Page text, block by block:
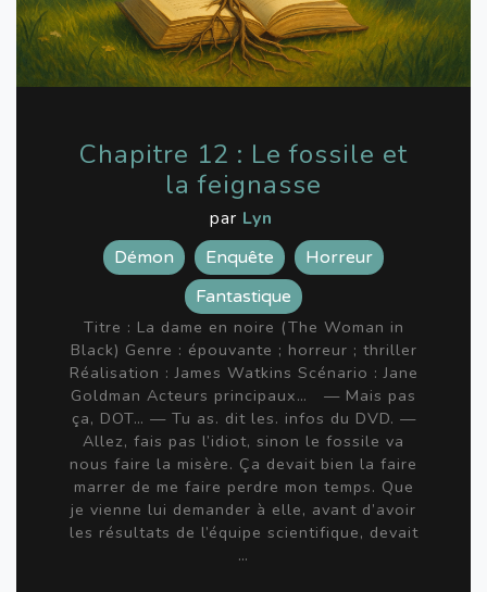
Chapitre 12 : Le fossile et
la feignasse
par Lyn
Démon Enquête
Horreur
Fantastique
Titre : La dame en noire (The Woman in
Black) Genre : épouvante ; horreur ; thriller
Réalisation : James Watkins Scénario : Jane
Goldman Acteurs principaux… — Mais pas
ça, DOT… — Tu as. dit les. infos du DVD. —
Allez, fais pas l’idiot, sinon le fossile va
nous faire la misère. Ça devait bien la faire
marrer de me faire perdre mon temps. Que
je vienne lui demander à elle, avant d’avoir
les résultats de l’équipe scientifique, devait
…